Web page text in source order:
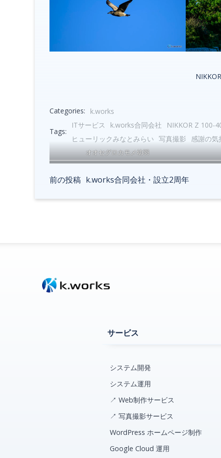
オオセグロカモメ幼羽
Categories: k.works
Tags:
ITサービス k.works合同会社 NIKKOR Z 100-
ヒューリックみなとみらい 写真撮影 感謝の気
Post
前の投稿 k.works合同会社・設立2周年
サービス
システム開発
システム運用
↗ Web制作サービス
↗ 写真撮影サービス
WordPress ホームページ制作
Google Cloud 運用